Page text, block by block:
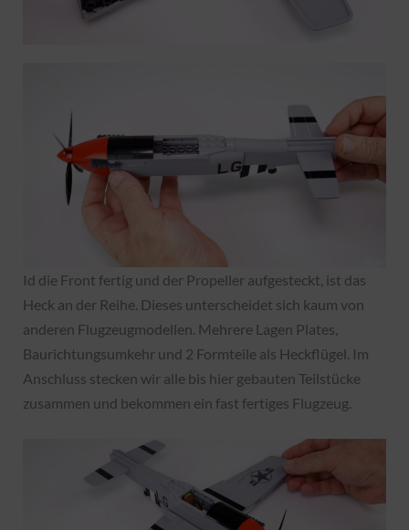
Id die Front fertig und der Propeller aufgesteckt, ist das
Heck an der Reihe. Dieses unterscheidet sich kaum von
anderen Flugzeugmodellen. Mehrere Lagen Plates,
Baurichtungsumkehr und 2 Formteile als Heckflügel. Im
Anschluss stecken wir alle bis hier gebauten Teilstücke
zusammen und bekommen ein fast fertiges Flugzeug.